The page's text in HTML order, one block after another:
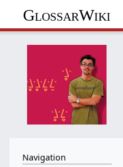
GlossarWiki
Navigation